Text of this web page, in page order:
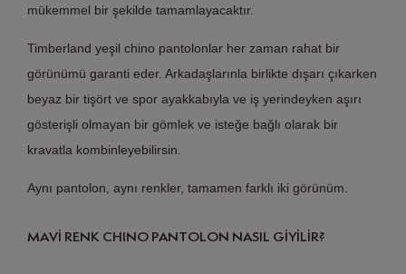
mükemmel bir şekilde tamamlayacaktır.
Timberland yeşil chino pantolonlar her zaman rahat bir
görünümü garanti eder. Arkadaşlarınla birlikte dışarı çıkarken
beyaz bir tişört ve spor ayakkabıyla ve iş yerindeyken aşırı
gösterişli olmayan bir gömlek ve isteğe bağlı olarak bir
kravatla kombinleyebilirsin.
Aynı pantolon, aynı renkler, tamamen farklı iki görünüm.
MAVİ RENK CHINO PANTOLON NASIL GİYİLİR?